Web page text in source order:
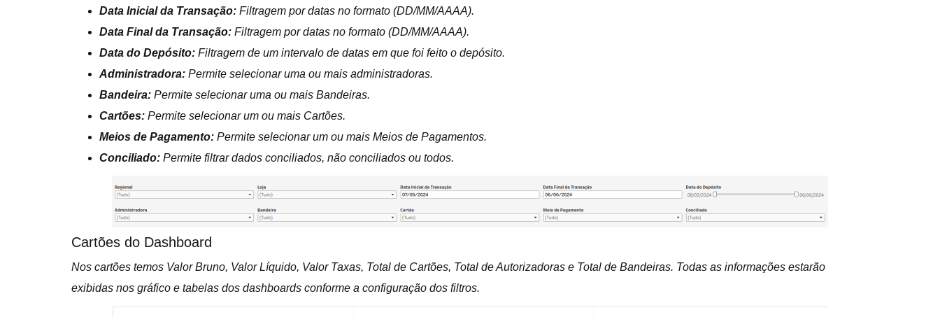
Data Inicial da Transação: Filtragem por datas no formato (DD/MM/AAAA).
Data Final da Transação: Filtragem por datas no formato (DD/MM/AAAA).
Data do Depósito: Filtragem de um intervalo de datas em que foi feito o depósito.
Administradora: Permite selecionar uma ou mais administradoras.
Bandeira: Permite selecionar uma ou mais Bandeiras.
Cartões: Permite selecionar um ou mais Cartões.
Meios de Pagamento: Permite selecionar um ou mais Meios de Pagamentos.
Conciliado: Permite filtrar dados conciliados, não conciliados ou todos.
Cartões do Dashboard
Nos cartões temos Valor Bruno, Valor Líquido, Valor Taxas, Total de Cartões, Total de Autorizadoras e Total de Bandeiras. Todas as informações estarão
exibidas nos gráfico e tabelas dos dashboards conforme a configuração dos filtros.